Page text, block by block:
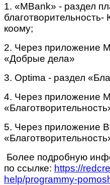
1. «MBank» - раздел
коому;
2. Через приложение
«Добрые дела»
3. Optima - раздел
4. Через приложение
5. Через приложение
Более подробную
по ссылке: https://
help/programmy-